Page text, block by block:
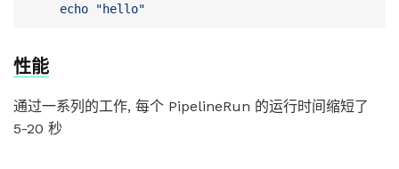
    echo "hello"
性能
通过一系列的工作, 每个 PipelineRun 的运行时间缩短了
5-20 秒